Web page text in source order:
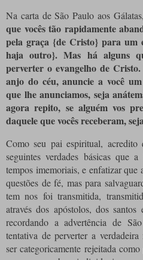
Na carta de São Paulo aos
que vocês tão rapidamente
pela graça {de Cristo} para um
haja outro}. Mas há alguns
perverter o evangelho de Cristo.
anjo do céu, anuncie a você
que lhe anunciamos, seja
agora repito, se alguém vos
daquele que vocês receberam,
Como seu pai espiritual, acredito
seguintes verdades básicas que
tempos imemoriais, e enfatizar
questões de fé, mas para
tem nos foi transmitida,
através dos apóstolos, dos santos
recordando a advertência de
tentativa de perverter a
ser categoricamente rejeitada